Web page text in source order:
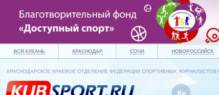
ВСЯ КУБАНЬ КРАСНОДАР СОЧИ НОВОРОССИЙСК
КРАСНОДАРСКОЕ КРАЕВОЕ ОТДЕЛЕНИЕ ФЕДЕРАЦИИ СПОРТИВНЫХ ЖУРНАЛИСТОВ